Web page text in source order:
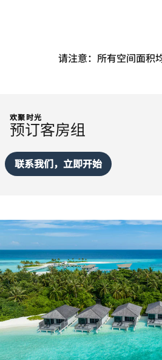
请注意：所有空间面积
欢聚时光
预订客房组
联系我们，立即开始